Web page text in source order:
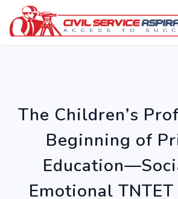
The Children’s
Beginning of
Emotional